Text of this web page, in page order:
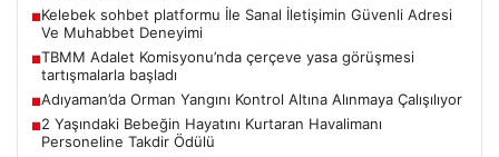
■Kelebek sohbet platformu İle Sanal İletişimin Güvenli Adresi
Ve Muhabbet Deneyimi
■TBMM Adalet Komisyonu’nda çerçeve yasa görüşmesi
tartışmalarla başladı
■Adıyaman’da Orman Yangını Kontrol Altına Alınmaya Çalışılıyor
■2 Yaşındaki Bebeğin Hayatını Kurtaran Havalimanı
Personeline Takdir Ödülü